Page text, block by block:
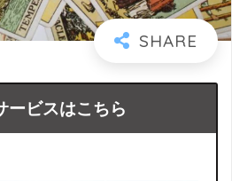
ービスはこちら